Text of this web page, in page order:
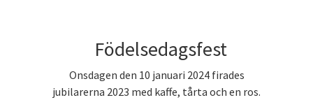
Födelsedagsfest
Onsdagen den 10 januari 2024 firades
jubilarerna 2023 med kaffe, tårta och en ros.